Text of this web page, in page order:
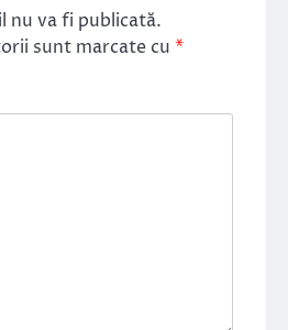
nu va fi publicată.
sunt marcate cu *